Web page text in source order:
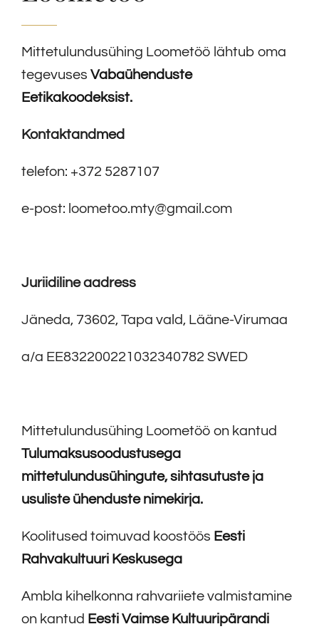
Mittetulundusühing Loometöö lähtub oma
tegevuses Vabaühenduste
Eetikakoodeksist.
Kontaktandmed
telefon: +372 5287107
e-post: loometoo.mty@gmail.com
Juriidiline aadress
Jäneda, 73602, Tapa vald, Lääne-Virumaa
a/a EE832200221032340782 SWED
Mittetulundusühing Loometöö on kantud
Tulumaksusoodustusega
mittetulundusühingute, sihtasutuste ja
usuliste ühenduste nimekirja.
Koolitused toimuvad koostöös Eesti
Rahvakultuuri Keskusega
Ambla kihelkonna rahvariiete valmistamine
on kantud Eesti Vaimse Kultuuripärandi